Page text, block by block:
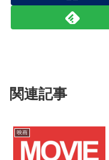
関連記事
映画